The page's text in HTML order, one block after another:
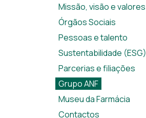
Missão, visão e valores
Órgãos Sociais
Pessoas e talento
Sustentabilidade (ESG)
Parcerias e filiações
Grupo ANF
Museu da Farmácia
Contactos